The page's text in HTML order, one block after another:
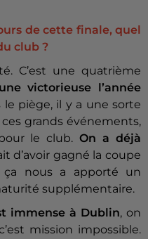
de cette finale, quel
club ?
C’est une quatrième
une victorieuse l’année
le piège, il y a une sorte
grands événements,
le club.On a déjà
d’avoir gagné la coupe
ça nous a apporté un
supplémentaire.
immense à Dublin, on
mission impossible.